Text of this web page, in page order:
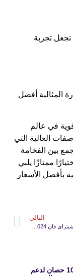
تجعل تجربة
المثالية أفضل
في عالم
العالية التي
بين الفخامة
ممتازًا يلبي
بأفضل الأسعار
التالي
مقارنة بين عربية شينراي فان 2024 وسيارة شينراي 11 راكب
شينراي X30 كارجو 108 حصان لدعم